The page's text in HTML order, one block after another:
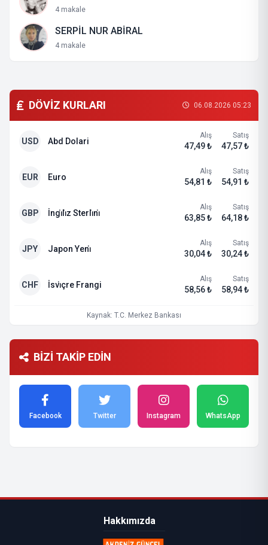
4 makale
SERPİL NUR ABİRAL
4 makale
DÖVİZ KURLARI 06.08.2026 05:23
USD Abd Dolari
Alış
47,49 ₺
Satış
47,57 ₺
EUR Euro
Alış
54,81 ₺
Satış
54,91 ₺
GBP İngi̇li̇z Sterli̇ni̇
Alış
63,85 ₺
Satış
64,18 ₺
JPY Japon Yeni̇
Alış
30,04 ₺
Satış
30,24 ₺
CHF İsvi̇çre Frangi
Alış
58,56 ₺
Satış
58,94 ₺
Kaynak: T.C. Merkez Bankası
BİZİ TAKİP EDİN
Facebook Twitter Instagram WhatsApp
Hakkımızda